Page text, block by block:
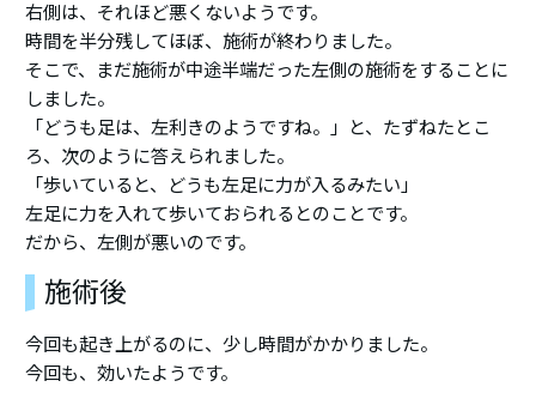
右側は、それほど悪くないようです。
時間を半分残してほぼ、施術が終わりました。
そこで、まだ施術が中途半端だった左側の施術をすることに
しました。
「どうも足は、左利きのようですね。」と、たずねたとこ
ろ、次のように答えられました。
「歩いていると、どうも左足に力が入るみたい」
左足に力を入れて歩いておられるとのことです。
だから、左側が悪いのです。
施術後
今回も起き上がるのに、少し時間がかかりました。
今回も、効いたようです。